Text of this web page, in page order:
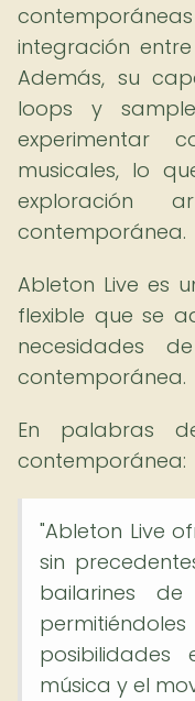
integración
Además, su
loops y
experimentar
musicales, lo
exploración
contemporánea.
Ableton Live es
flexible que se
necesidades
contemporánea.
En palabras
contemporánea:
"Ableton Live
sin
bailarines
música y el